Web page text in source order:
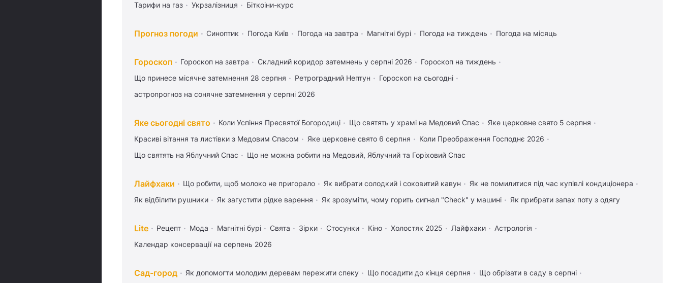
Тарифи на газ
Укрзалізниця Біткоіни-курс
Прогноз погоди Синоптик Погода Київ Погода на завтра Магнітні бурі Погода на тиждень Погода на місяць
Гороскоп Гороскоп на завтра Складний коридор затемнень у серпні 2026
Гороскоп на тиждень
Що принесе місячне затемнення 28 серпня
Ретроградний Нептун
Гороскоп на сьогодні
астропрогноз на сонячне затемнення у серпні 2026
Яке сьогодні свято Коли Успіння Пресвятої Богородиці Що святять у храмі на Медовий Спас
Яке церковне свято 5 серпня
Красиві вітання та листівки з Медовим Спасом
Яке церковне свято 6 серпня
Коли Преображення Господнє 2026
Що святять на Яблучний Спас
Що не можна робити на Медовий, Яблучний та Горіховий Спас
Лайфхаки Що робити, щоб молоко не пригорало Як вибрати солодкий і соковитий кавун
Як не помилитися під час купівлі кондиціонера
Як відбілити рушники
Як загустити рідке варення Як зрозуміти, чому горить сигнал "Check" у машині Як прибрати запах поту з одягу
Lite Рецепт Мода Магнітні бурі Свята Зірки Стосунки Кіно Холостяк 2025 Лайфхаки
Астрологія
Календар консервації на серпень 2026
Сад-город Як допомогти молодим деревам пережити спеку Що посадити до кінця серпня Що обрізати в саду в серпні